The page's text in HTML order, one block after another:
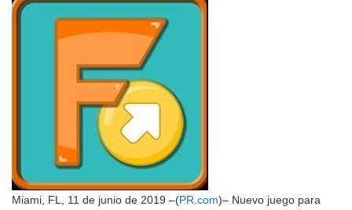
Miami, FL, 11 de junio de 2019 –(PR.com)– Nuevo juego para